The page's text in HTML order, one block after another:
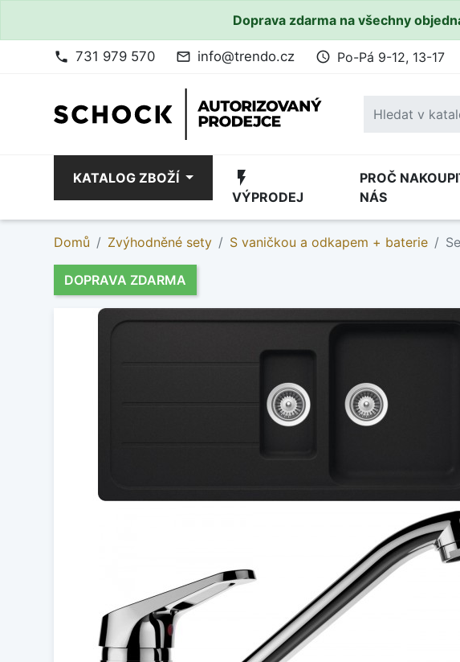
Doprava zdarma na všechny
phone 731 979 570 mail_outline info@trendo.cz access_time Po-Pá 9-12, 13-17
KATALOG ZBOŽÍ flash_on
VÝPRODEJ
PROČ
NÁS
Domů Zvýhodněné sety S vaničkou a odkapem + baterie
DOPRAVA ZDARMA